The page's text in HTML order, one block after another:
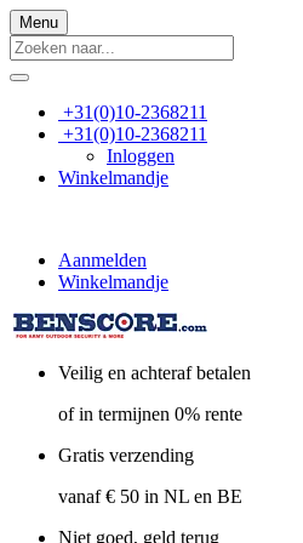
Menu
+31(0)10-2368211
+31(0)10-2368211
Inloggen
Winkelmandje
Aanmelden
Winkelmandje
Veilig en achteraf betalen
of in termijnen 0% rente
Gratis verzending
vanaf € 50 in NL en BE
Niet goed, geld terug